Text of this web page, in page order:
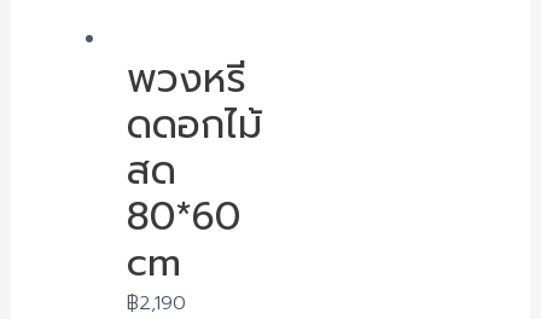
พวงหรี
ดดอกไม้
สด
80*60
cm
฿2,190